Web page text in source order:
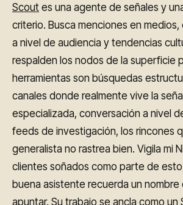
Scout es una agente de señales y
criterio. Busca menciones en
a nivel de audiencia y tendencias
respalden los nodos de la superficie
herramientas son búsquedas
canales donde realmente vive la
especializada, conversación a nivel
feeds de investigación, los rincones
generalista no rastrea bien. Vigila mi
clientes soñados como parte de
buena asistente recuerda un
apuntar. Su trabajo se ancla como